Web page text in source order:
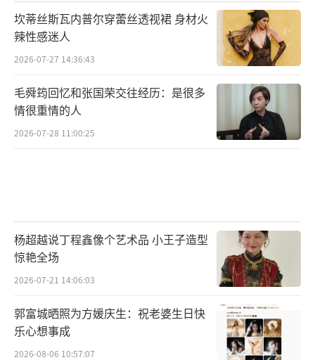
露出几分历经跌宕的坚定；成曼（胡杏儿
饰）“女强人”的外表下满含着爱意与憧憬；
李道奇（王子川饰）眼含笑意眺望远方，姿态
洒脱；陆心颖（孙安可饰）青春洋溢中自带乐
观天性。海报用不同色调定格着众角色的笑意
一瞬，为这幅都市群像画卷奠定了轻松欢愉的
坎蒂丝斯瓦内普尔穿蕾丝透视裙 身材火
辣性感迷人
2026-07-27 14:36:43
毛舜筠回忆和张国荣交往经历：是很多
情很重情的人
2026-07-28 11:00:25
杨超越说丁程鑫像个艺术品 小王子造型
惊艳全场
2026-07-21 14:06:03
郭富城晒照为方媛庆生：祝老婆生日快
乐心想事成
2026-08-06 10:57:07